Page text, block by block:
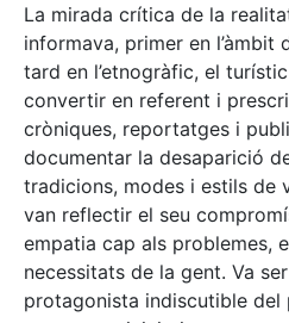
La mirada crítica de la
informava, primer en l’àmbit
tard en l’etnogràfic, el
convertir en referent i
cròniques, reportatges i
documentar la desaparició
tradicions, modes i estils de
van reflectir el seu
empatia cap als problemes,
necessitats de la gent. Va
protagonista indiscutible del